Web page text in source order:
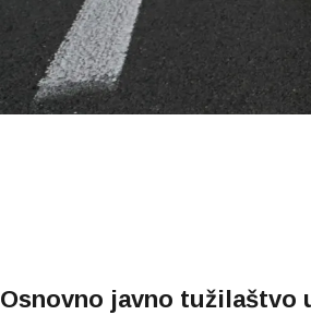
Osnovno javno tužilaštvo